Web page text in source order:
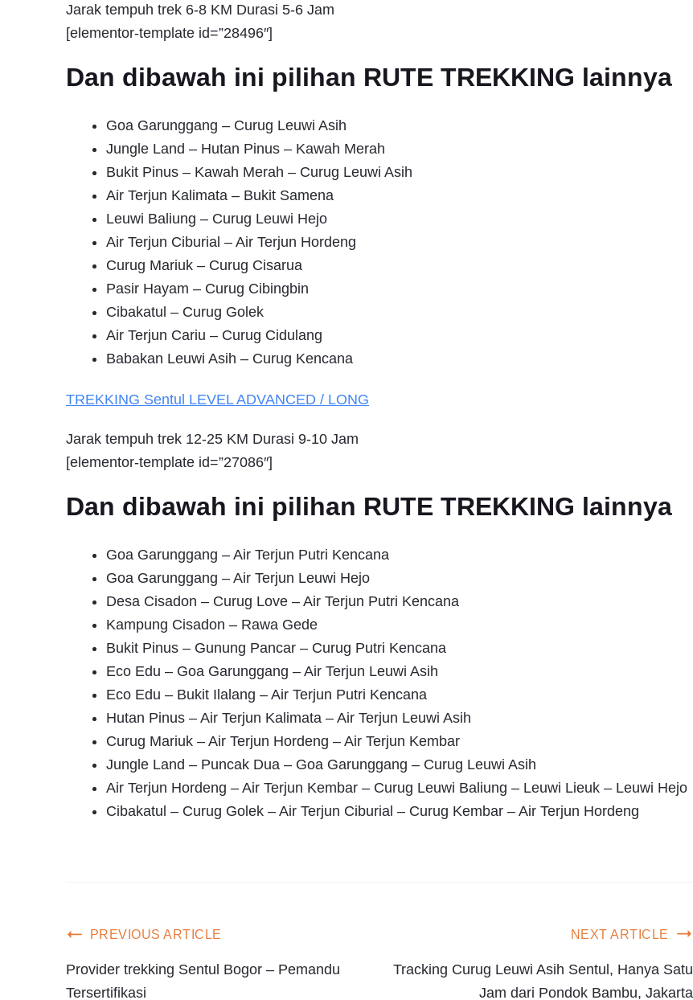
Jarak tempuh trek 6-8 KM Durasi 5-6 Jam
[elementor-template id=”28496″]
Dan dibawah ini pilihan RUTE TREKKING lainnya
Goa Garunggang – Curug Leuwi Asih
Jungle Land – Hutan Pinus – Kawah Merah
Bukit Pinus – Kawah Merah – Curug Leuwi Asih
Air Terjun Kalimata – Bukit Samena
Leuwi Baliung – Curug Leuwi Hejo
Air Terjun Ciburial – Air Terjun Hordeng
Curug Mariuk – Curug Cisarua
Pasir Hayam – Curug Cibingbin
Cibakatul – Curug Golek
Air Terjun Cariu – Curug Cidulang
Babakan Leuwi Asih – Curug Kencana
TREKKING Sentul LEVEL ADVANCED / LONG
Jarak tempuh trek 12-25 KM Durasi 9-10 Jam
[elementor-template id=”27086″]
Dan dibawah ini pilihan RUTE TREKKING lainnya
Goa Garunggang – Air Terjun Putri Kencana
Goa Garunggang – Air Terjun Leuwi Hejo
Desa Cisadon – Curug Love – Air Terjun Putri Kencana
Kampung Cisadon – Rawa Gede
Bukit Pinus – Gunung Pancar – Curug Putri Kencana
Eco Edu – Goa Garunggang – Air Terjun Leuwi Asih
Eco Edu – Bukit Ilalang – Air Terjun Putri Kencana
Hutan Pinus – Air Terjun Kalimata – Air Terjun Leuwi Asih
Curug Mariuk – Air Terjun Hordeng – Air Terjun Kembar
Jungle Land – Puncak Dua – Goa Garunggang – Curug Leuwi Asih
Air Terjun Hordeng – Air Terjun Kembar – Curug Leuwi Baliung – Leuwi Lieuk – Leuwi Hejo
Cibakatul – Curug Golek – Air Terjun Ciburial – Curug Kembar – Air Terjun Hordeng
PREVIOUS ARTICLE
Provider trekking Sentul Bogor – Pemandu
Tersertifikasi
NEXT ARTICLE
Tracking Curug Leuwi Asih Sentul, Hanya Satu
Jam dari Pondok Bambu, Jakarta